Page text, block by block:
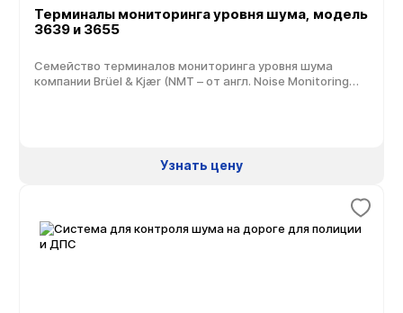
Терминалы мониторинга уровня шума, модель
3639 и 3655
Семейство терминалов мониторинга уровня шума
компании Brüel & Kjær (NMT – от англ. Noise Monitoring
или выполнения измерений, необходимых для
улучшении шумовой картины. Каждый терминал
обстановке, позволяя оперативно принимать решения и
избегать, […]
Узнать цену